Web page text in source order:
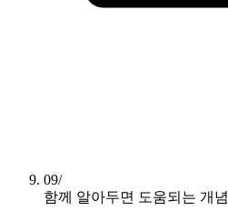
09/
함께 알아두면 도움되는 개념